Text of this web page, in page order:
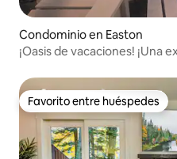
Condominio en Easton
¡Oasis de vacaciones! ¡Una
Favorito entre huéspedes
Favorito entre huéspedes